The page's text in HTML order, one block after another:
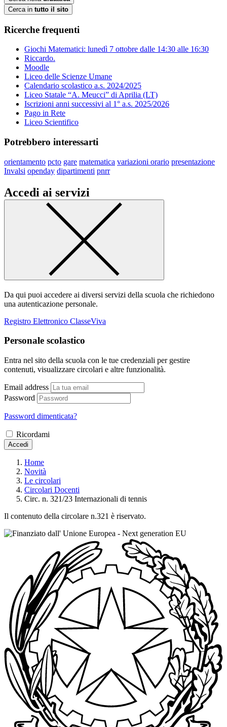
Cerca in tutto il sito
Ricerche frequenti
Giochi Matematici: lunedì 7 ottobre dalle 14:30 alle 16:30
Riccardo.
Moodle
Liceo delle Scienze Umane
Calendario scolastico a.s. 2024/2025
Liceo Statale “A. Meucci” di Aprilia (LT)
Iscrizioni anni successivi al 1° a.s. 2025/2026
Pago in Rete
Liceo Scientifico
Potrebbero interessarti
orientamento pcto gare matematica variazioni orario presentazione
Invalsi openday dipartimenti pnrr
Accedi ai servizi
Da qui puoi accedere ai diversi servizi della scuola che richiedono
una autenticazione personale.
Registro Elettronico ClasseViva
Personale scolastico
Entra nel sito della scuola con le tue credenziali per gestire
contenuti, visualizzare circolari e altre funzionalità.
Email address
Password
Password dimenticata?
Ricordami
Accedi
Home
Novità
Le circolari
Circolari Docenti
Circ. n. 321/23 Internazionali di tennis
Il contenuto della circolare n.321 è riservato.